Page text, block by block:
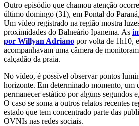
Outro episódio que chamou atenção
último domingo (31), em Pontal do
Um vídeo registrado na região mostra
proximidades do Balneário Ipanema. As
por Willyan Adriano por volta de 1h10,
acompanhavam uma câmera de
calçadão da praia.
No vídeo, é possível observar pontos
horizonte. Em determinado momento, um
permanecer estático por alguns segundos
O caso se soma a outros relatos recentes
estado que tem concentrado parte das
OVNIs nas redes sociais.